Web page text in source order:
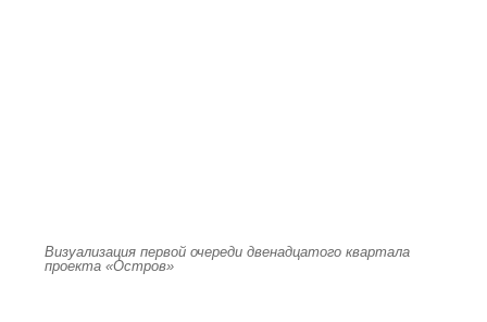
Визуализация первой очереди двенадцатого квартала
проекта «Остров»